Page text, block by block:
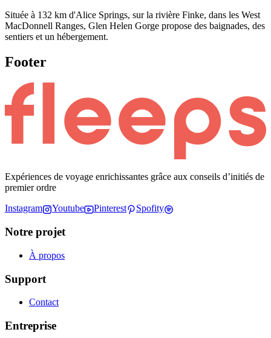
Située à 132 km d'Alice Springs, sur la rivière Finke, dans les West
MacDonnell Ranges, Glen Helen Gorge propose des baignades, des
sentiers et un hébergement.
Footer
Expériences de voyage enrichissantes grâce aux conseils d’initiés de
premier ordre
Instagram
Youtube Pinterest Spofity
Notre projet
À propos
Support
Contact
Entreprise